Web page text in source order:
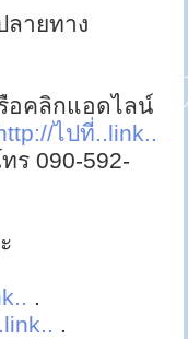
ลายทาง
อคลิกแอดไลน์
ไปที่..link..
ร 090-592-
.
.